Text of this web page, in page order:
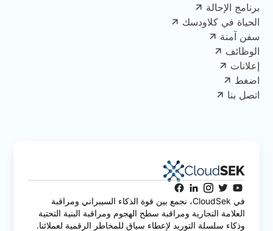
برنامج الإحالة
الحياة في كلاودسك
سفن آمنة
الوظائف
إعلانات
اضغط
اتصل بنا
في CloudSek، نجمع بين قوة الذكاء السيبراني ومراقبة
العلامة التجارية ومراقبة سطح الهجوم ومراقبة البنية التحتية
وذكاء سلسلة التوريد لإعطاء سياق للمخاطر الرقمية لعملائنا.